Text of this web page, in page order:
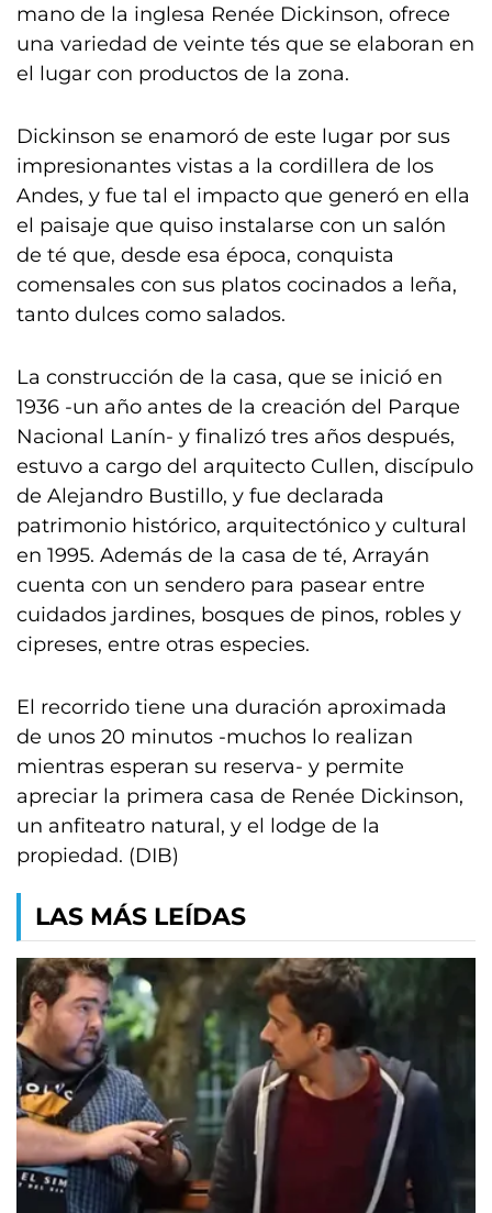
mano de la inglesa Renée Dickinson, ofrece
una variedad de veinte tés que se elaboran en
el lugar con productos de la zona.
Dickinson se enamoró de este lugar por sus
impresionantes vistas a la cordillera de los
Andes, y fue tal el impacto que generó en ella
el paisaje que quiso instalarse con un salón
de té que, desde esa época, conquista
comensales con sus platos cocinados a leña,
tanto dulces como salados.
La construcción de la casa, que se inició en
1936 -un año antes de la creación del Parque
Nacional Lanín- y finalizó tres años después,
estuvo a cargo del arquitecto Cullen, discípulo
de Alejandro Bustillo, y fue declarada
patrimonio histórico, arquitectónico y cultural
en 1995. Además de la casa de té, Arrayán
cuenta con un sendero para pasear entre
cuidados jardines, bosques de pinos, robles y
cipreses, entre otras especies.
El recorrido tiene una duración aproximada
de unos 20 minutos -muchos lo realizan
mientras esperan su reserva- y permite
apreciar la primera casa de Renée Dickinson,
un anfiteatro natural, y el lodge de la
propiedad. (DIB)
LAS MÁS LEÍDAS